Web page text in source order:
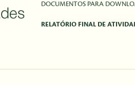
DOCUMENTOS PARA
RELATÓRIO FINAL DE